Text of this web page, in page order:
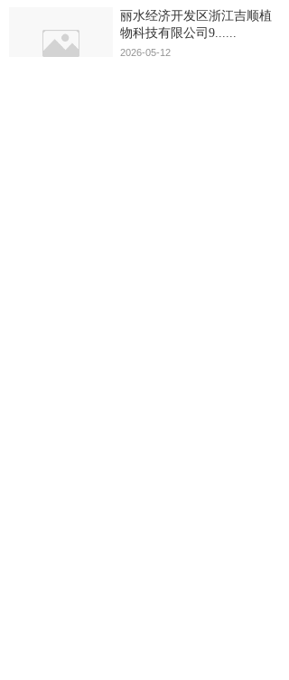
丽水经济开发区浙江吉顺植
物科技有限公司9......
2026-05-12